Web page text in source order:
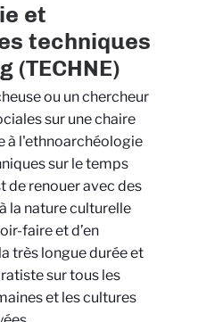
et
techniques
(TECHNE)
ou un chercheur
sur une chaire
à l'ethnoarchéologie
sur le temps
de renouer avec des
la nature culturelle
faire et d’en
très longue durée et
sur tous les
et les cultures